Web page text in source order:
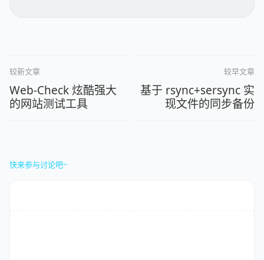
较新文章
Web-Check 炫酷强大
的网站测试工具
较早文章
基于 rsync+sersync 实
现文件的同步备份
快来参与讨论吧~